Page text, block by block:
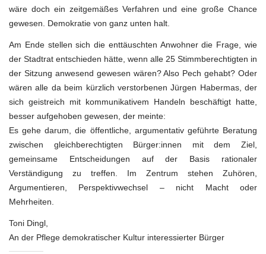
wäre doch ein zeitgemäßes Verfahren und eine große Chance
gewesen. Demokratie von ganz unten halt.
Am Ende stellen sich die enttäuschten Anwohner die Frage, wie
der Stadtrat entschieden hätte, wenn alle 25 Stimmberechtigten in
der Sitzung anwesend gewesen wären? Also Pech gehabt? Oder
wären alle da beim kürzlich verstorbenen Jürgen Habermas, der
sich geistreich mit kommunikativem Handeln beschäftigt hatte,
besser aufgehoben gewesen, der meinte:
Es gehe darum, die öffentliche, argumentativ geführte Beratung
zwischen gleichberechtigten Bürger:innen mit dem Ziel,
gemeinsame Entscheidungen auf der Basis rationaler
Verständigung zu treffen. Im Zentrum stehen Zuhören,
Argumentieren, Perspektivwechsel – nicht Macht oder
Mehrheiten.
Toni Dingl,
An der Pflege demokratischer Kultur interessierter Bürger